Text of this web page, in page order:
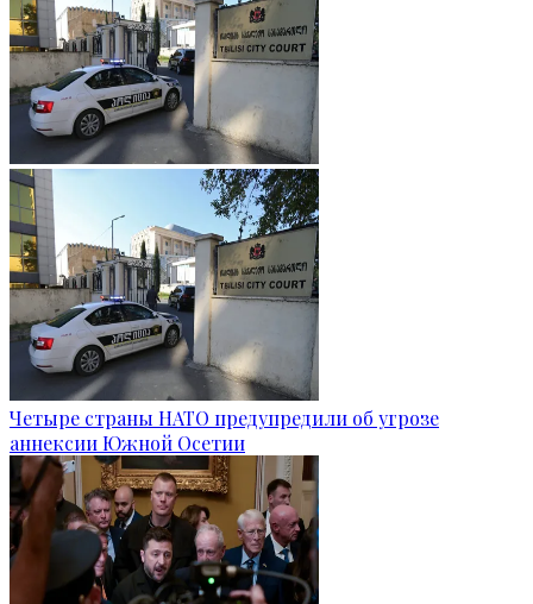
Четыре страны НАТО предупредили об угрозе
аннексии Южной Осетии